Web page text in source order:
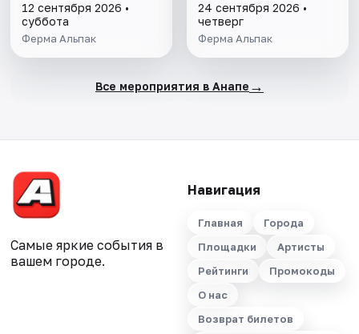
12 сентября 2026 •
суббота
Ферма Альпак
24 сентября 2026 •
четверг
Ферма Альпак
Все мероприятия в Анапе →
Самые яркие события в
вашем городе.
Навигация
Главная
Города
Площадки
Артисты
Рейтинги
Промокоды
О нас
Возврат билетов